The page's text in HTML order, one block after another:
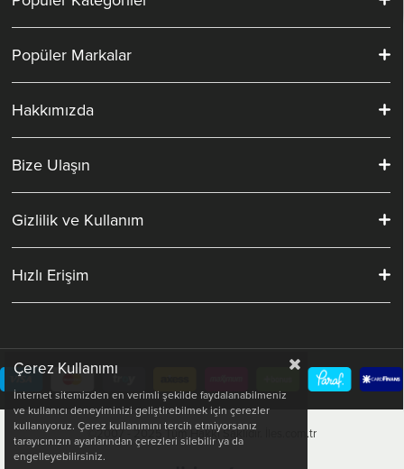
Popüler Markalar
Hakkımızda
Bize Ulaşın
Gizlilik ve Kullanım
Hızlı Erişim
©2007 - 2025 Tüm Hakkı Saklıdır. İles.com.tr
Çerez Kullanımı
İnternet sitemizden en verimli şekilde faydalanabilmeniz
ve kullanıcı deneyiminizi geliştirebilmek için çerezler
kullanıyoruz. Çerez kullanımını tercih etmiyorsanız
tarayıcınızın ayarlarından çerezleri silebilir ya da
engelleyebilirsiniz.